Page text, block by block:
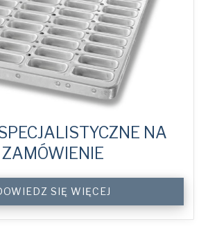
NA
ZAMÓWIENIE
SIĘ WIĘCEJ